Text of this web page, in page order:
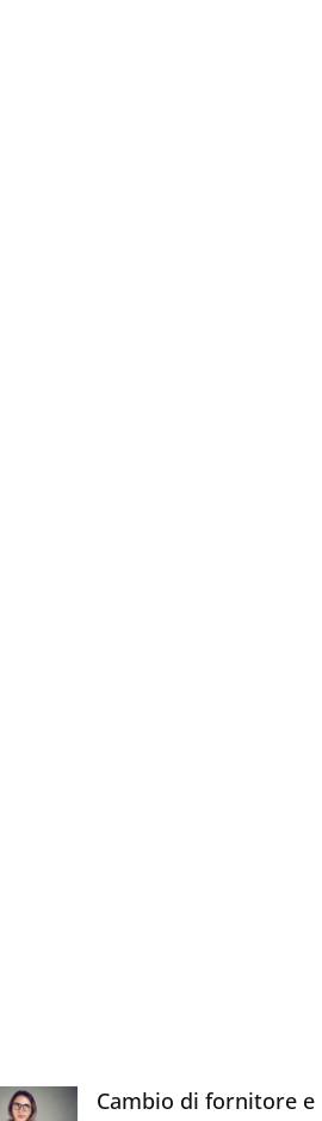
Cambio di fornitore e